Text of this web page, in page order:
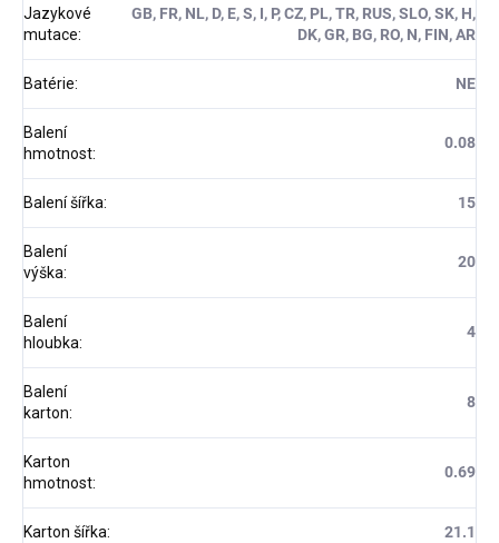
Jazykové
mutace:
GB, FR, NL, D, E, S, I, P, CZ, PL, TR, RUS, SLO, SK, H,
DK, GR, BG, RO, N, FIN, AR
Batérie: NE
Balení
hmotnost:
0.08
Balení šířka: 15
Balení
výška:
20
Balení
hloubka:
4
Balení
karton:
8
Karton
hmotnost:
0.69
Karton šířka: 21.1